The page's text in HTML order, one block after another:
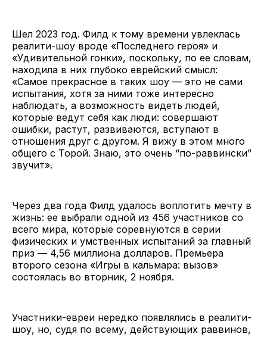
Шел 2023 год. Филд к тому времени увлеклась
реалити-шоу вроде «Последнего героя» и
«Удивительной гонки», поскольку, по ее словам,
находила в них глубоко еврейский смысл:
«Самое прекрасное в таких шоу — это не сами
испытания, хотя за ними тоже интересно
наблюдать, а возможность видеть людей,
которые ведут себя как люди: совершают
ошибки, растут, развиваются, вступают в
отношения друг с другом. Я вижу в этом много
общего с Торой. Знаю, это очень “по-раввински”
звучит».
Через два года Филд удалось воплотить мечту в
жизнь: ее выбрали одной из 456 участников со
всего мира, которые соревнуются в серии
физических и умственных испытаний за главный
приз — 4,56 миллиона долларов. Премьера
второго сезона «Игры в кальмара: вызов»
состоялась во вторник, 2 ноября.
Участники-евреи нередко появлялись в реалити-
шоу, но, судя по всему, действующих раввинов,